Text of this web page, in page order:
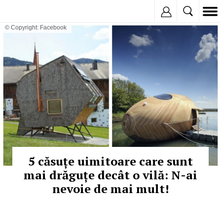
© Copyright: Facebook
5 căsuțe uimitoare care sunt
mai drăguțe decât o vilă: N-ai
nevoie de mai mult!